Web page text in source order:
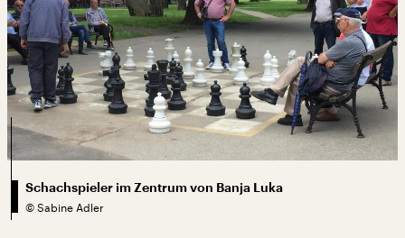
Schachspieler im Zentrum von Banja Luka
© Sabine Adler